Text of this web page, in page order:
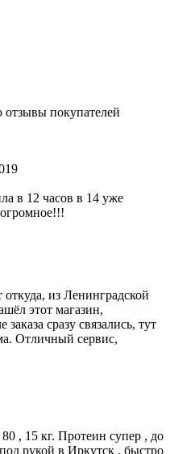
покупателей
в 12 часов в 14 уже
из Ленинградской
этот магазин,
сразу связались, тут
Отличный сервис,
, 15 кг. Протеин супер , до
рукой в Иркутск , быстро